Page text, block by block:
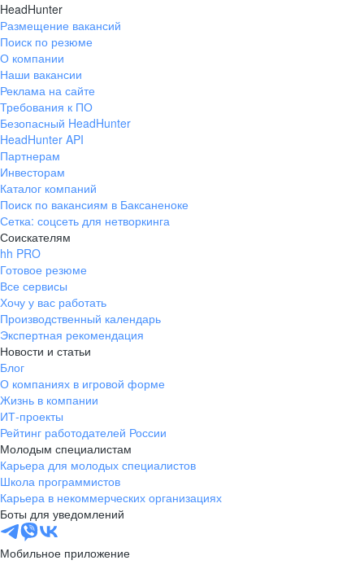
HeadHunter
Размещение вакансий
Поиск по резюме
О компании
Наши вакансии
Реклама на сайте
Требования к ПО
Безопасный HeadHunter
HeadHunter API
Партнерам
Инвесторам
Каталог компаний
Поиск по вакансиям в Баксаненоке
Сетка: соцсеть для нетворкинга
Соискателям
hh PRO
Готовое резюме
Все сервисы
Хочу у вас работать
Производственный календарь
Экспертная рекомендация
Новости и статьи
Блог
О компаниях в игровой форме
Жизнь в компании
ИТ-проекты
Рейтинг работодателей России
Молодым специалистам
Карьера для молодых специалистов
Школа программистов
Карьера в некоммерческих организациях
Боты для уведомлений
Мобильное приложение